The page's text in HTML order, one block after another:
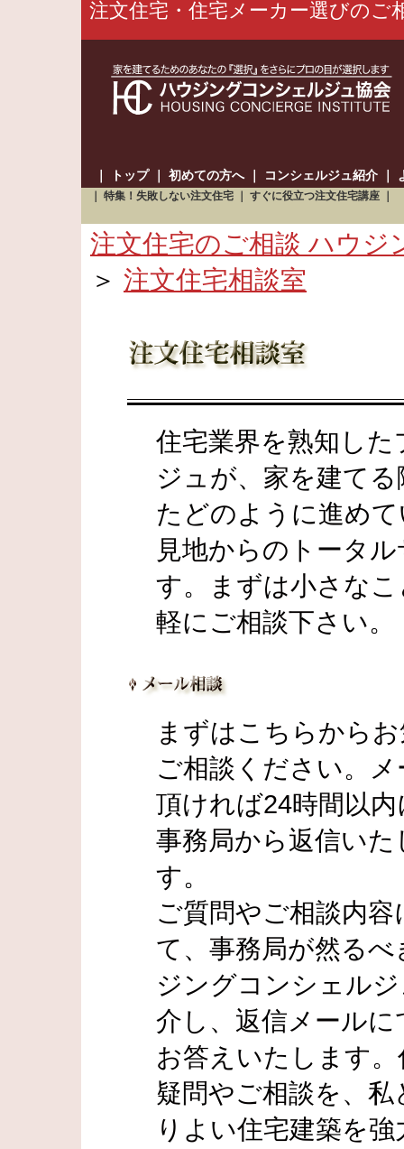
注文住宅・住宅メーカー選びのご
トップ｜ 初めての方へ｜ コンシェルジュ紹介
特集！失敗しない注文住宅 すぐに役立つ注文住宅講座
注文住宅のご相談 ハウ
＞ 注文住宅相談室
住宅業界を熟知し
ジュが、家を建て
たどのように進め
見地からのトータ
す。まずは小さな
軽にご相談下さい。
まずはこちらから
ご相談ください。
頂ければ24時間以内
事務局から返信いた
す。
ご質問やご相談内容
て、事務局が然るべ
ジングコンシェル
介し、返信メールに
お答えいたします
疑問やご相談を、
りよい住宅建築を